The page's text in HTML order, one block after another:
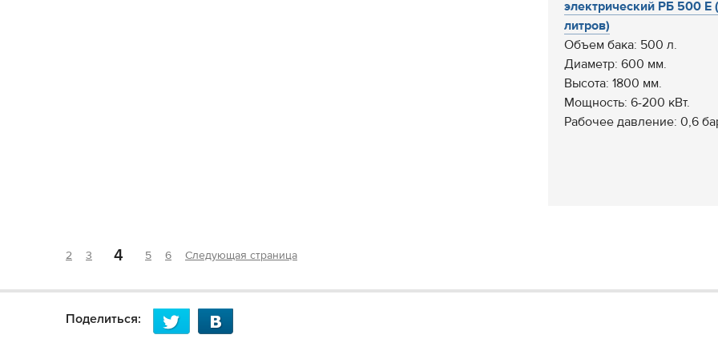
электрический РБ 500 Е
литров)
Объем бака: 500 л.
Диаметр: 600 мм.
Высота: 1800 мм.
Мощность: 6-200 кВт.
Рабочее давление: 0,6
2 3 4 5 6 Следующая страница
Поделиться: